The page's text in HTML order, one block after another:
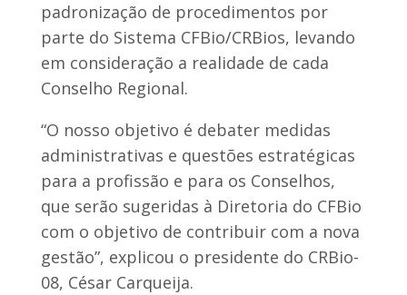
padronização de procedimentos por
parte do Sistema CFBio/CRBios, levando
em consideração a realidade de cada
Conselho Regional.
“O nosso objetivo é debater medidas
administrativas e questões estratégicas
para a profissão e para os Conselhos,
que serão sugeridas à Diretoria do CFBio
com o objetivo de contribuir com a nova
gestão”, explicou o presidente do CRBio-
08, César Carqueija.